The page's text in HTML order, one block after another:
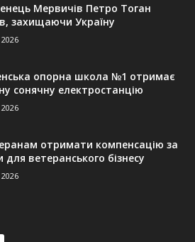
Мервичів Петро Тоган
захищаючи Україну
опорна школа №1 отримає
сонячну електростанцію
отримати компенсацію за
для ветеранського бізнесу